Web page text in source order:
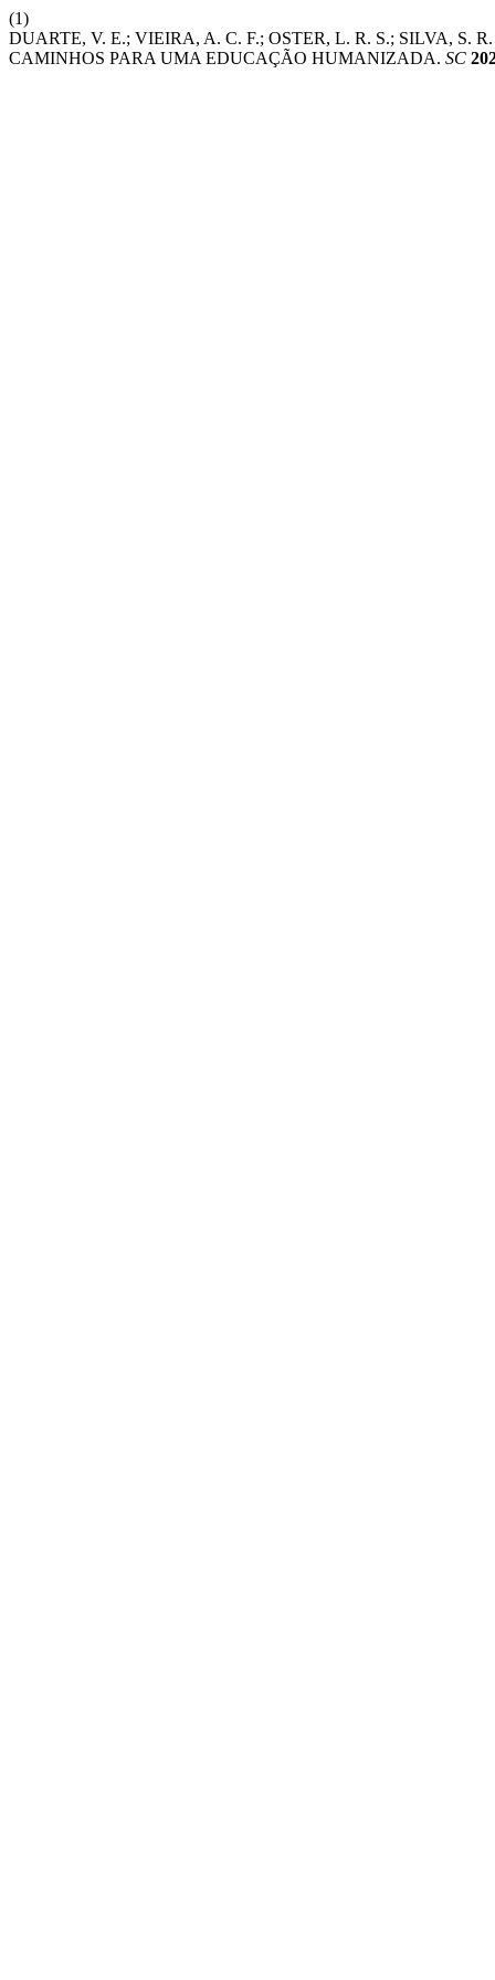
(1)
DUARTE, V. E.; VIEIRA, A. C. F.; OSTER, L. R. S.; SILVA,
CAMINHOS PARA UMA EDUCAÇÃO HUMANIZADA. SC